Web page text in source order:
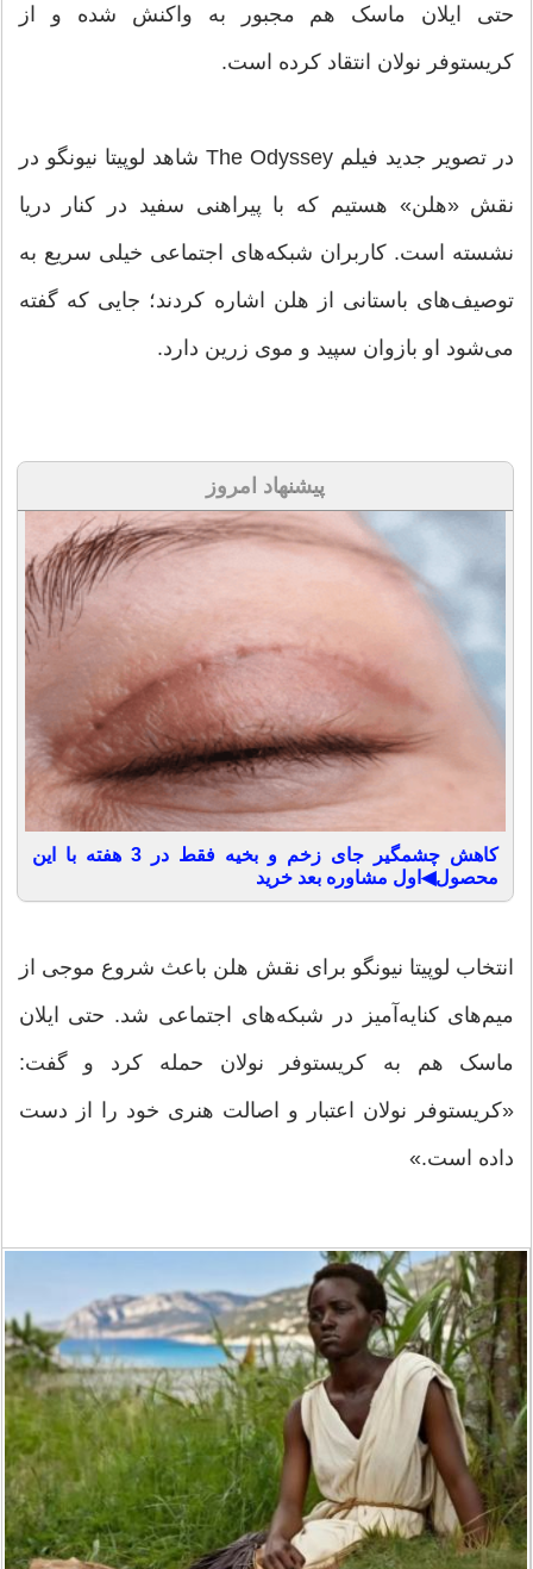
حتی ایلان ماسک هم مجبور به واکنش شده و از
کریستوفر نولان انتقاد کرده است.
در تصویر جدید فیلم The Odyssey شاهد لوپیتا نیونگو در
نقش «هلن» هستیم که با پیراهنی سفید در کنار دریا
نشسته است. کاربران شبکه‌های اجتماعی خیلی سریع به
توصیف‌های باستانی از هلن اشاره کردند؛ جایی که گفته
می‌شود او بازوان سپید و موی زرین دارد.
پیشنهاد امروز
کاهش چشمگیر جای زخم و بخیه فقط در 3 هفته با این
محصول◀اول مشاوره بعد خرید
انتخاب لوپیتا نیونگو برای نقش هلن باعث شروع موجی از
میم‌های کنایه‌آمیز در شبکه‌های اجتماعی شد. حتی ایلان
ماسک هم به کریستوفر نولان حمله کرد و گفت:
«کریستوفر نولان اعتبار و اصالت هنری خود را از دست
داده است.»